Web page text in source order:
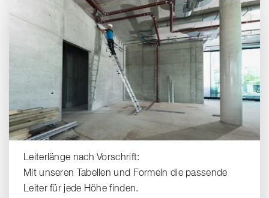
Leiterlänge nach Vorschrift:
Mit unseren Tabellen und Formeln die passende
Leiter für jede Höhe finden.